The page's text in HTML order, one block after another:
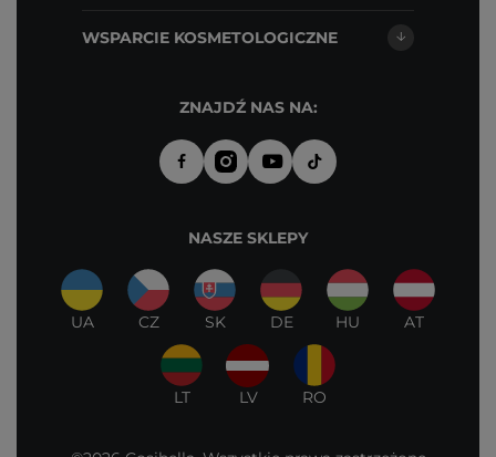
WSPARCIE KOSMETOLOGICZNE
ZNAJDŹ NAS NA:
NASZE SKLEPY
UA CZ SK DE HU AT
LT LV RO